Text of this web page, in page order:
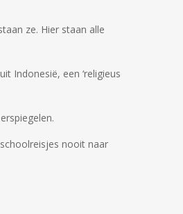
ze. Hier staan alle
Indonesië, een ‘religieus
nooit naar